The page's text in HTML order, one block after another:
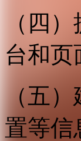
（四
台和
（五
置等信